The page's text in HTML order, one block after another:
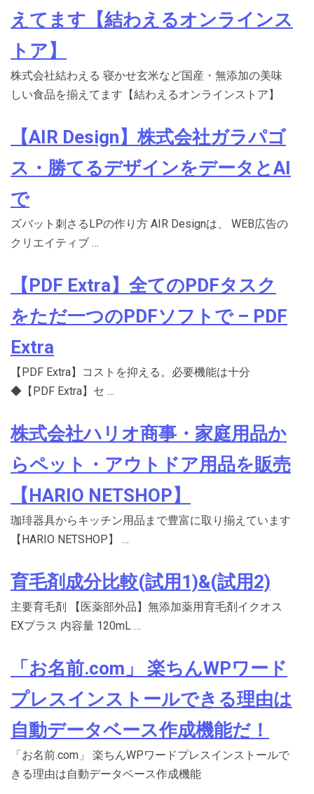
えてます【結わえるオンラインス
トア】
株式会社結わえる 寝かせ玄米など国産・無添加の美味
しい食品を揃えてます【結わえるオンラインストア】
【AIR Design】株式会社ガラパゴ
ス・勝てるデザインをデータとAI
で
ズバット刺さるLPの作り方 AIR Designは、 WEB広告の
クリエイティブ …
【PDF Extra】全てのPDFタスク
をただ一つのPDFソフトで – PDF
Extra
【PDF Extra】コストを抑える。必要機能は十分
◆【PDF Extra】セ …
株式会社ハリオ商事・家庭用品か
らペット・アウトドア用品を販売
【HARIO NETSHOP】
珈琲器具からキッチン用品まで豊富に取り揃えています
【HARIO NETSHOP】 …
育毛剤成分比較(試用1)&(試用2)
主要育毛剤 【医薬部外品】無添加薬用育毛剤イクオス
EXプラス 内容量 120mL …
「お名前.com」 楽ちんWPワード
プレスインストールできる理由は
自動データベース作成機能だ！
「お名前.com」 楽ちんWPワードプレスインストールで
きる理由は自動データベース作成機能